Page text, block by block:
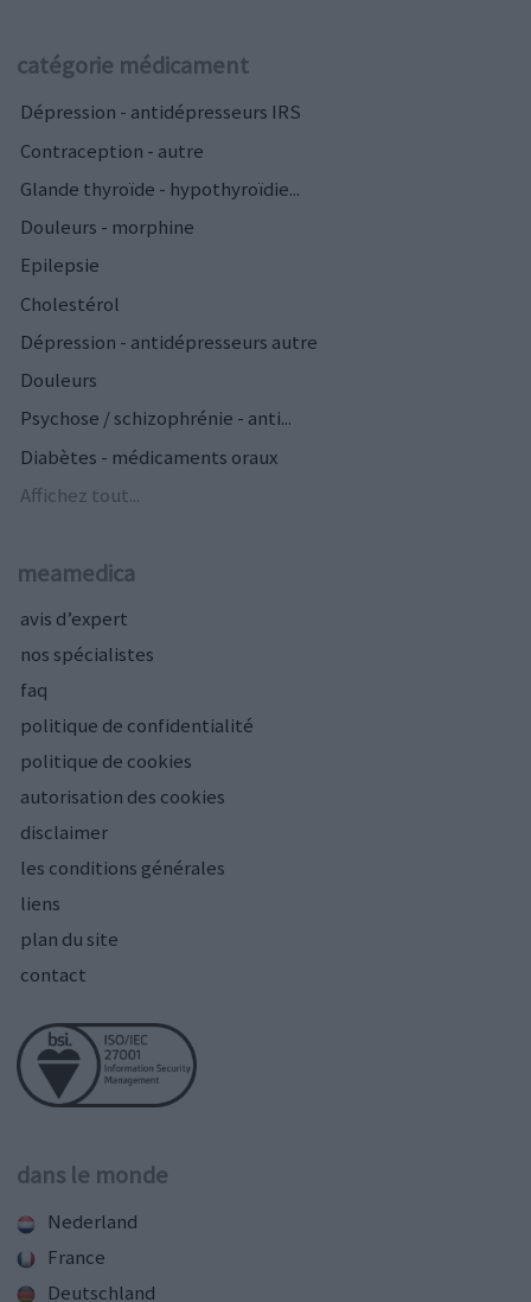
catégorie médicament
Dépression - antidépresseurs IRS
Contraception - autre
Glande thyroïde - hypothyroïdie...
Douleurs - morphine
Epilepsie
Cholestérol
Dépression - antidépresseurs autre
Douleurs
Psychose / schizophrénie - anti...
Diabètes - médicaments oraux
Affichez tout...
meamedica
avis d’expert
nos spécialistes
faq
politique de confidentialité
politique de cookies
autorisation des cookies
disclaimer
les conditions générales
liens
plan du site
contact
dans le monde
Nederland
France
Deutschland